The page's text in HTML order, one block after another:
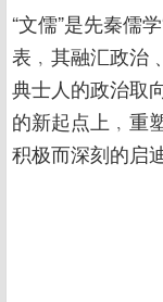
“文儒”是先秦儒
表﹐其融汇政治
典士人的政治取
的新起点上﹐重
积极而深刻的启迪